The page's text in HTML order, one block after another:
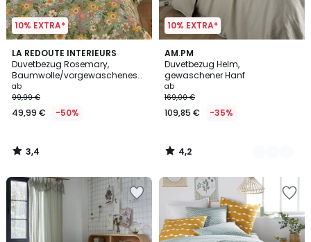
10% EXTRA*
LA REDOUTE INTERIEURS
Duvetbezug Rosemary,
Baumwolle/vorgewaschenes
Leinen, grün
ab
99,99 €
49,99 € -50%
3,4
/ 5
3,4
/
10% EXTRA*
AM.PM
Duvetbezug Helm,
gewaschener Hanf
ab
169,00 €
109,85 € -35%
4,2
/ 5
11
Farben
4,2
/